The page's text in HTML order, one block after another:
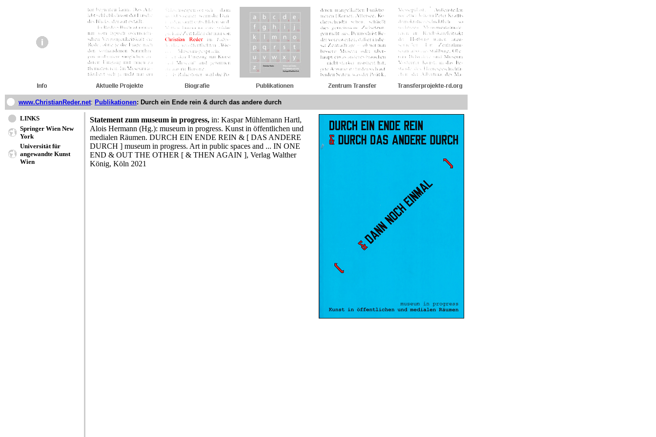
www.ChristianReder.net: Publikationen: Durch ein Ende rein & durch das andere durch
LINKS
Springer Wien New
York
Universität für
angewandte Kunst
Wien
Statement zum museum in progress, in: Kaspar Mühlemann Hartl,
Alois Hermann (Hg.): museum in progress. Kunst in öffentlichen und
medialen Räumen. DURCH EIN ENDE REIN & [ DAS ANDERE
DURCH ] museum in progress. Art in public spaces and ... IN ONE
END & OUT THE OTHER [ & THEN AGAIN ], Verlag Walther
König, Köln 2021